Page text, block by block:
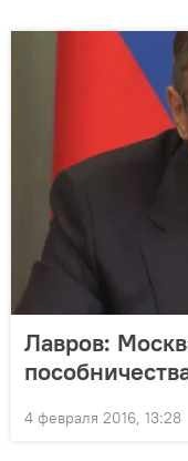
Лавров:
4 февраля 2016, 13:28